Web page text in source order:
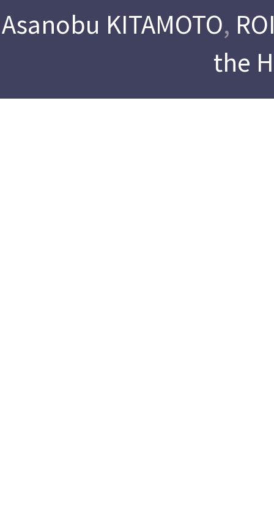
Asanobu KITAMOTO,
the